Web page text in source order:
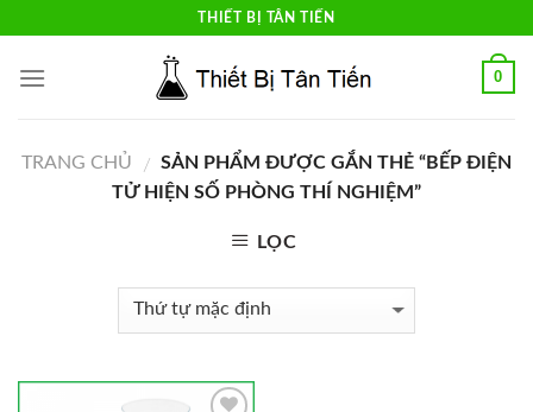
content
THIẾT BỊ TÂN TIẾN
0
TRANG CHỦ / SẢN PHẨM ĐƯỢC GẮN THẺ “BẾP ĐIỆN
TỬ HIỆN SỐ PHÒNG THÍ NGHIỆM”
LỌC